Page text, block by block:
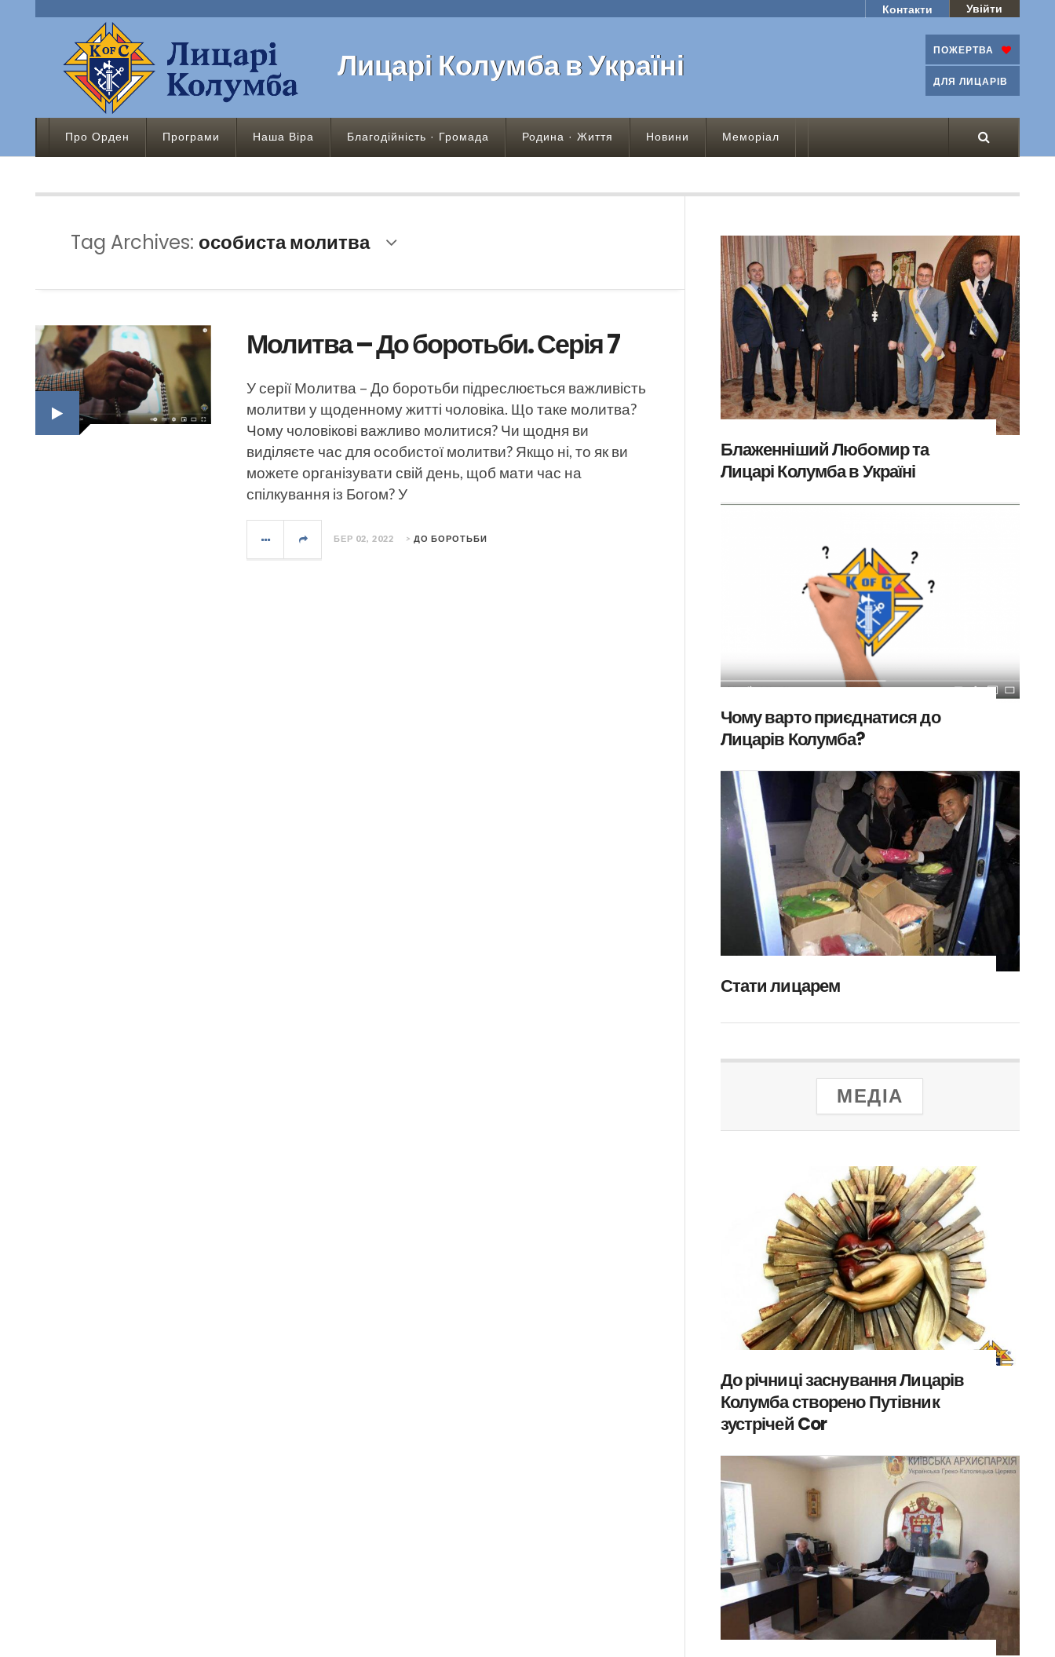
Контакти Увійти
Лицарі Колумба в Україні ПОЖЕРТВА
ДЛЯ ЛИЦАРІВ
Про Орден Програми Наша Віра Благодійність · Громада Родина · Життя Новини Меморіал
Tag Archives: особиста молитва
Молитва – До боротьби. Серія 7
У серії Молитва – До боротьби підреслюється важливість
молитви у щоденному житті чоловіка. Що таке молитва?
Чому чоловікові важливо молитися? Чи щодня ви
виділяєте час для особистої молитви? Якщо ні, то як ви
можете організувати свій день, щоб мати час на
спілкування із Богом? У
БЕР 02, 2022 > ДО БОРОТЬБИ
Блаженніший Любомир та
Лицарі Колумба в Україні
Чому варто приєднатися до
Лицарів Колумба?
Стати лицарем
МЕДІА
До річниці заснування Лицарів
Колумба створено Путівник
зустрічей Cor